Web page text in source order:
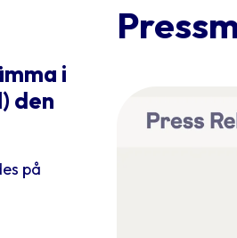
i
den
på